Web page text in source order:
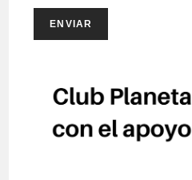
ENVIAR